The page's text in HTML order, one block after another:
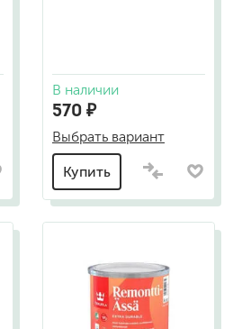
В наличии
570 ₽
Выбрать вариант
Купить